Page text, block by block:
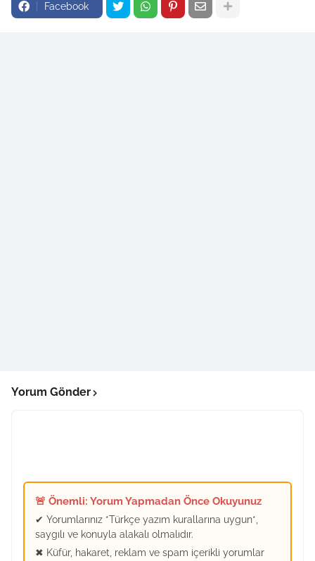
Facebook
Yorum Gönder
🚨 Önemli: Yorum Yapmadan Önce Okuyunuz
✔ Yorumlarınız *Türkçe yazım kurallarına uygun*,
saygılı ve konuyla alakalı olmalıdır.
✖ Küfür, hakaret, reklam ve spam içerikli yorumlar